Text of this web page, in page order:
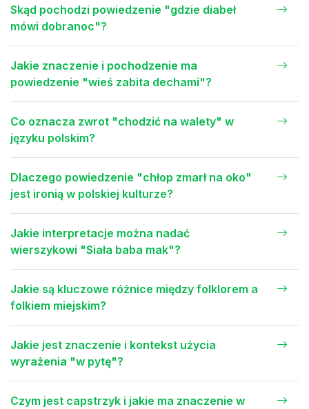
Skąd pochodzi powiedzenie "gdzie diabeł
mówi dobranoc"?
Jakie znaczenie i pochodzenie ma
powiedzenie "wieś zabita dechami"?
Co oznacza zwrot "chodzić na walety" w
języku polskim?
Dlaczego powiedzenie "chłop zmarł na oko"
jest ironią w polskiej kulturze?
Jakie interpretacje można nadać
wierszykowi "Siała baba mak"?
Jakie są kluczowe różnice między folklorem a
folkiem miejskim?
Jakie jest znaczenie i kontekst użycia
wyrażenia "w pytę"?
Czym jest capstrzyk i jakie ma znaczenie w